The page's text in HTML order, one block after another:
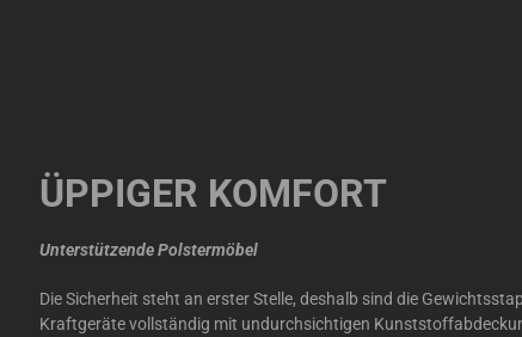
ÜPPIGER KOMFORT
Unterstützende Polstermöbel
Die Sicherheit steht an erster Stelle, deshalb sind die
Kraftgeräte vollständig mit undurchsichtigen